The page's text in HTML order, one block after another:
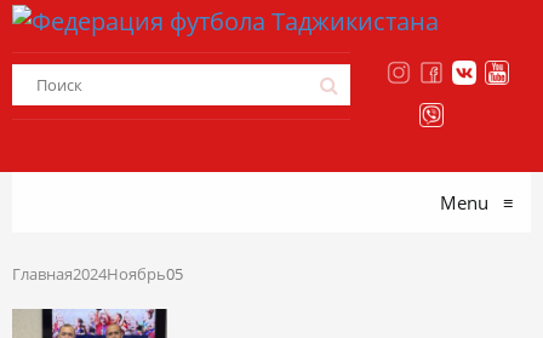
Menu ≡
Главная2024Ноябрь05